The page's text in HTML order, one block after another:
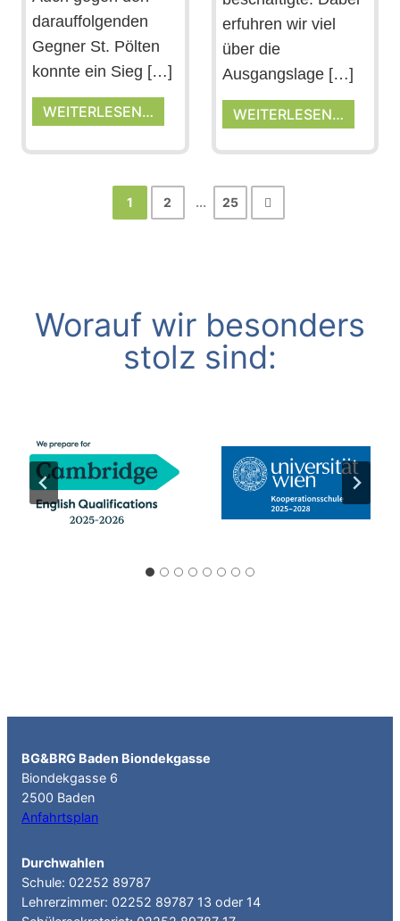
darauffolgenden
Gegner St. Pölten
konnte ein Sieg […]
WEITERLESEN…
erfuhren wir viel
über die
Ausgangslage […]
WEITERLESEN…
1 2 ... 25
Worauf wir besonders
stolz sind:
BG&BRG Baden Biondekgasse
Biondekgasse 6
2500 Baden
Anfahrtsplan
Durchwahlen
Schule: 02252 89787
Lehrerzimmer: 02252 89787 13 oder 14